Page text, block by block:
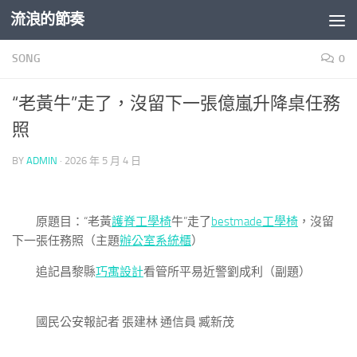
Skip to content
流浪的節奏
SONG 0
“老黃牛”走了，沒留下一張億嵐升降桌任務
照
BY ADMIN · 2026 年 5 月 4 日
原題目：“老黃護脊工學椅牛”走了bestmade工學椅 ，沒留
下一張任務照（主題辦公室系統櫃）
追記昌黎縣巧寓設計看管所平易近警劉成利（副題）
國民公安報記者 張建林 通信員 臧新茂